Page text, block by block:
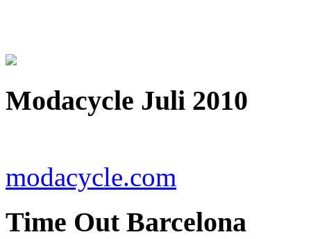
Modacycle Juli 2010
modacycle.com
Time Out Barcelona